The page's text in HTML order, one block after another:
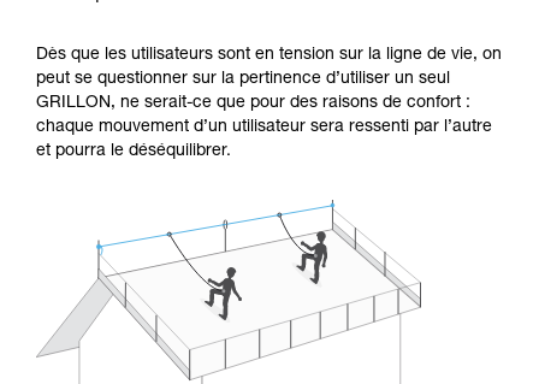
Dès que les utilisateurs sont en tension sur la ligne de vie, on
peut se questionner sur la pertinence d’utiliser un seul
GRILLON, ne serait-ce que pour des raisons de confort :
chaque mouvement d’un utilisateur sera ressenti par l’autre
et pourra le déséquilibrer.